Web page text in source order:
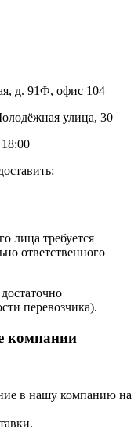
д. 91Ф, офис 104
улица, 30
лица требуется
ответственного
перевозчика).
компании
в нашу компанию на